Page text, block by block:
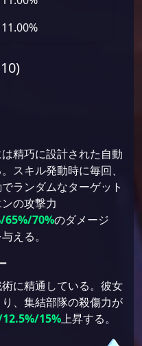
精巧に設計された自動
スキル発動時に毎回、
ランダムなターゲット
の攻撃力
65%/70%のダメージ
える。
に精通している。彼女
、集結部隊の殺傷力が
15%上昇する。